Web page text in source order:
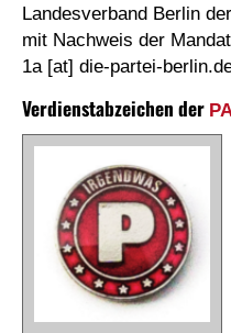
Landesverband Berlin der
mit Nachweis der
1a [at] die-partei-
Verdienstabzeichen der